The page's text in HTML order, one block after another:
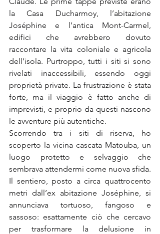
la Casa Ducharmoy, l’abitazione
Joséphine e l’antica Mont-Carmel,
edifici che avrebbero dovuto
raccontare la vita coloniale e agricola
dell’isola. Purtroppo, tutti i siti si sono
rivelati inaccessibili, essendo oggi
proprietà private. La frustrazione è stata
forte, ma il viaggio è fatto anche di
imprevisti, e proprio da questi nascono
le avventure più autentiche.
Scorrendo tra i siti di riserva, ho
scoperto la vicina cascata Matouba, un
luogo protetto e selvaggio che
sembrava attendermi come nuova sfida.
Il sentiero, posto a circa quattrocento
metri dall’ex abitazione Joséphine, si
annunciava tortuoso, fangoso e
sassoso: esattamente ciò che cercavo
per trasformare la delusione in